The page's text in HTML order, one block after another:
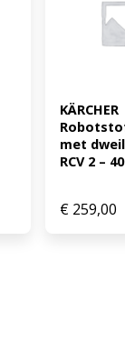
KÄRCHER
met
RCV 2 –
€259,00